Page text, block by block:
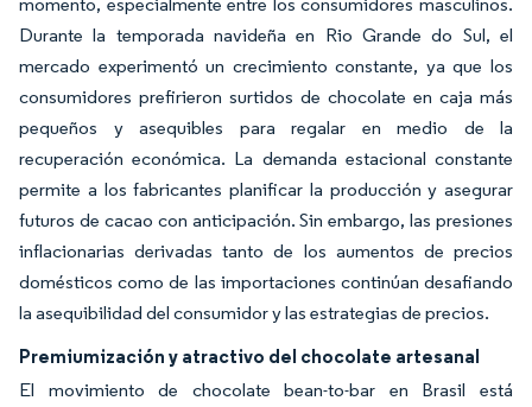
Durante la temporada navideña en Rio Grande do Sul, el
mercado experimentó un crecimiento constante, ya que los
consumidores prefirieron surtidos de chocolate en caja más
pequeños y asequibles para regalar en medio de la
recuperación económica. La demanda estacional constante
permite a los fabricantes planificar la producción y asegurar
futuros de cacao con anticipación. Sin embargo, las presiones
inflacionarias derivadas tanto de los aumentos de precios
domésticos como de las importaciones continúan desafiando
la asequibilidad del consumidor y las estrategias de precios.
Premiumización y atractivo del chocolate artesanal
El movimiento de chocolate bean-to-bar en Brasil está